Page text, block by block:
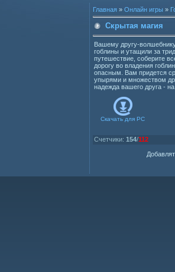
Главная » Онлайн игры »
Скрытая магия
Вашему другу-
гоблины и утащили за
путешествие, соберите
дорогу во владения
опасным. Вам придется
упырями и множеством
надежда вашего друга -
Скачать для PC
Счетчики: 154/112